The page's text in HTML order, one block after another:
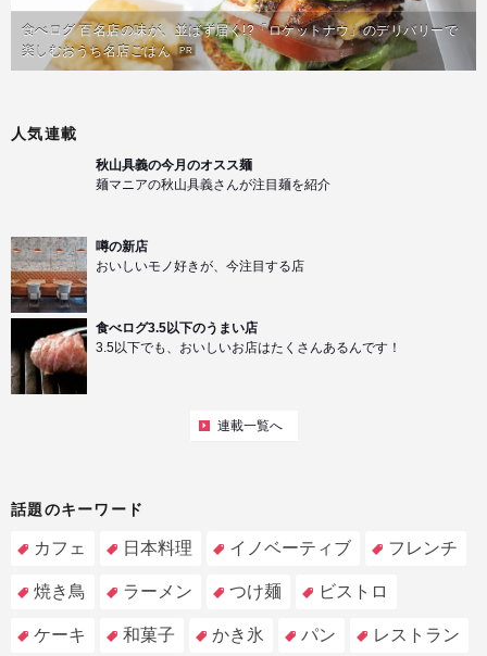
食べログ 百名店の味が、並ばず届く!?「ロケットナウ」のデリバリーで
楽しむおうち名店ごはん PR
人気連載
秋山具義の今月のオスス麺
麺マニアの秋山具義さんが注目麺を紹介
噂の新店
おいしいモノ好きが、今注目する店
食べログ3.5以下のうまい店
3.5以下でも、おいしいお店はたくさんあるんです！
連載一覧へ
話題のキーワード
カフェ 日本料理 イノベーティブ フレンチ
焼き鳥 ラーメン つけ麺 ビストロ
ケーキ 和菓子 かき氷 パン レストラン